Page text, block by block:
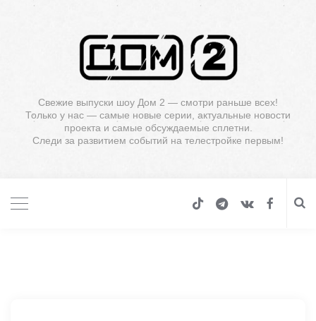
Свежие выпуски шоу Дом 2 — смотри раньше всех!
Только у нас — самые новые серии, актуальные новости
проекта и самые обсуждаемые сплетни.
Следи за развитием событий на телестройке первым!